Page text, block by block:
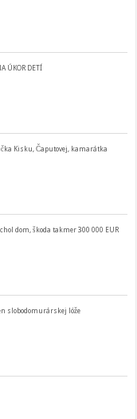
ÚKOR DETÍ
Kisku, Čaputovej, kamarátka
dom, škoda takmer 300 000 EUR
slobodomurárskej lóže